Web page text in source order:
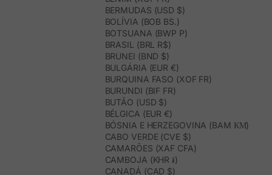
BERMUDAS (USD $)
BOLÍVIA (BOB BS.)
BOTSUANA (BWP P)
BRASIL (BRL R$)
BRUNEI (BND $)
BULGÁRIA (EUR €)
BURQUINA FASO (XOF FR)
BURUNDI (BIF FR)
BUTÃO (USD $)
BÉLGICA (EUR €)
BÓSNIA E HERZEGOVINA (BAM КМ)
CABO VERDE (CVE $)
CAMARÕES (XAF CFA)
CAMBOJA (KHR ៛)
CANADÁ (CAD $)